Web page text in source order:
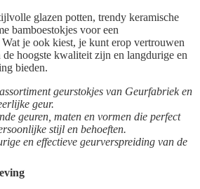
glazen potten, trendy keramische
bamboestokjes voor een
je ook kiest, je kunt erop vertrouwen
de hoogste kwaliteit zijn en langdurige en
bieden.
geurstokjes van Geurfabriek en
geur.
geuren, maten en vormen die perfect
stijl en behoeften.
en effectieve geurverspreiding van de